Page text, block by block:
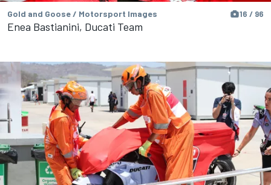
Gold and Goose / Motorsport Images 16 / 96
Enea Bastianini, Ducati Team